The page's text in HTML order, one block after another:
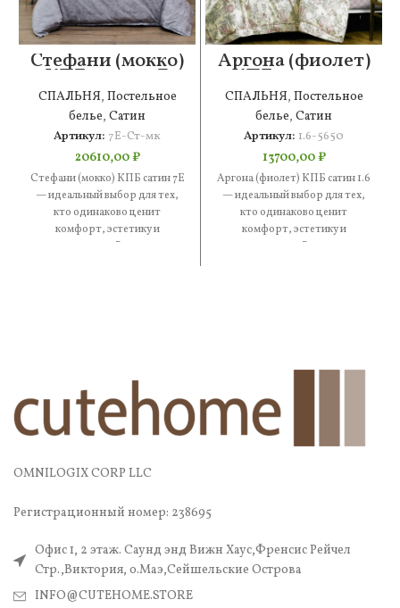
Стефани (мокко)
КПБ сатин 7Е
СПАЛЬНЯ, Постельное
белье, Сатин
Артикул: 7Е-Ст-мк
20610,00₽
Стефани (мокко) КПБ сатин 7Е
— идеальный выбор для тех,
кто одинаково ценит
комфорт, эстетику и
практичность. В составе —
Аргона (фиолет)
КПБ сатин 1.6
СПАЛЬНЯ, Постельное
белье, Сатин
Артикул: 1.6-5650
13700,00₽
Аргона (фиолет) КПБ сатин 1.6
— идеальный выбор для тех,
кто одинаково ценит
комфорт, эстетику и
практичность. В составе —
OMNILOGIX CORP LLC
Регистрационный номер: 238695
Офис 1, 2 этаж. Саунд энд Вижн Хаус,Френсис Рейчел
Стр.,Виктория, о.Маэ,Сейшельские Острова
INFO@CUTEHOME.STORE